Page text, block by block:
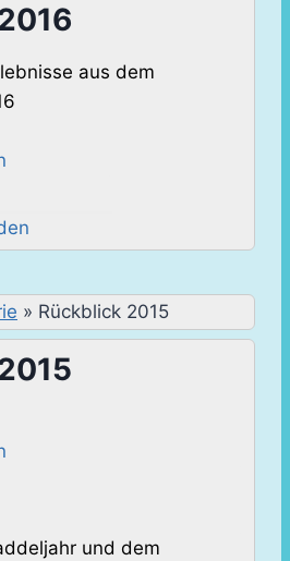
aus dem
» Rückblick 2015
und dem